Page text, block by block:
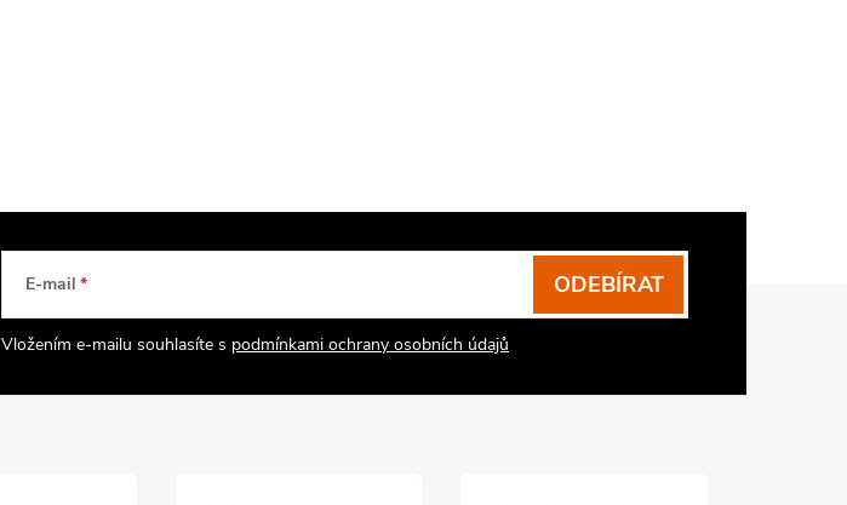
E-mail
Vložením e-mailu souhlasíte s podmínkami ochrany osobních údajů
ODEBÍRAT